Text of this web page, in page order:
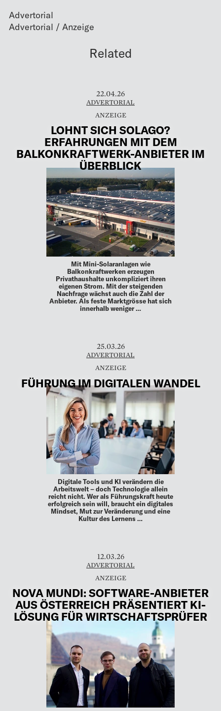
Advertorial
Related
22.04.26
ADVERTORIAL
LOHNT SICH SOLAGO?
ERFAHRUNGEN MIT DEM
BALKONKRAFTWERK-ANBIETER IM
ÜBERBLICK
Mit Mini-Solaranlagen wie
Balkonkraftwerken erzeugen
Privathaushalte unkompliziert ihren
eigenen Strom. Mit der steigenden
Nachfrage wächst auch die Zahl der
Anbieter. Als feste Marktgrösse hat sich
innerhalb weniger …
25.03.26
ADVERTORIAL
FÜHRUNG IM DIGITALEN WANDEL
Digitale Tools und KI verändern die
Arbeitswelt – doch Technologie allein
reicht nicht. Wer als Führungskraft heute
erfolgreich sein will, braucht ein digitales
Mindset, Mut zur Veränderung und eine
Kultur des Lernens …
12.03.26
ADVERTORIAL
NOVA MUNDI: SOFTWARE-ANBIETER
AUS ÖSTERREICH PRÄSENTIERT KI-
LÖSUNG FÜR WIRTSCHAFTSPRÜFER